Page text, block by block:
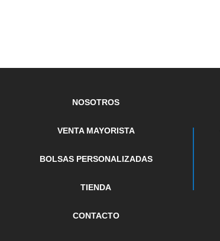
NOSOTROS
VENTA MAYORISTA
BOLSAS PERSONALIZADAS
TIENDA
CONTACTO